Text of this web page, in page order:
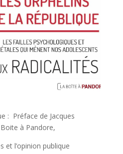
: Préface de Jacques
à Pandore,
et l’opinion publique